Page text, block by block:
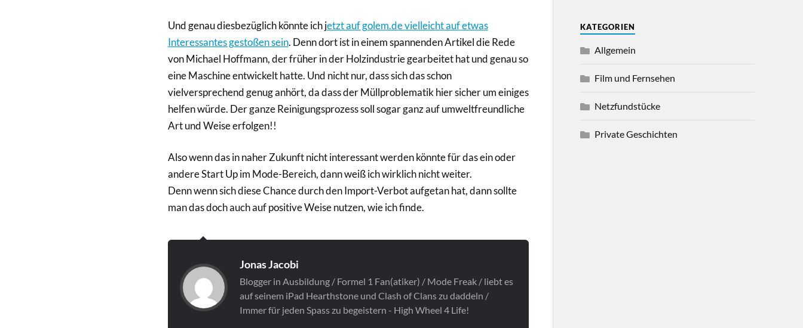
Und genau diesbezüglich könnte ich jetzt auf golem.de vielleicht auf etwas
Interessantes gestoßen sein. Denn dort ist in einem spannenden Artikel die Rede
von Michael Hoffmann, der früher in der Holzindustrie gearbeitet hat und genau so
eine Maschine entwickelt hatte. Und nicht nur, dass sich das schon
vielversprechend genug anhört, da dass der Müllproblematik hier sicher um einiges
helfen würde. Der ganze Reinigungsprozess soll sogar ganz auf umweltfreundliche
Art und Weise erfolgen!!
Also wenn das in naher Zukunft nicht interessant werden könnte für das ein oder
andere Start Up im Mode-Bereich, dann weiß ich wirklich nicht weiter.
Denn wenn sich diese Chance durch den Import-Verbot aufgetan hat, dann sollte
man das doch auch auf positive Weise nutzen, wie ich finde.
Jonas Jacobi
Blogger in Ausbildung / Formel 1 Fan(atiker) / Mode Freak / liebt es
auf seinem iPad Hearthstone und Clash of Clans zu daddeln /
Immer für jeden Spass zu begeistern - High Wheel 4 Life!
KATEGORIEN
Allgemein
Film und Fernsehen
Netzfundstücke
Private Geschichten